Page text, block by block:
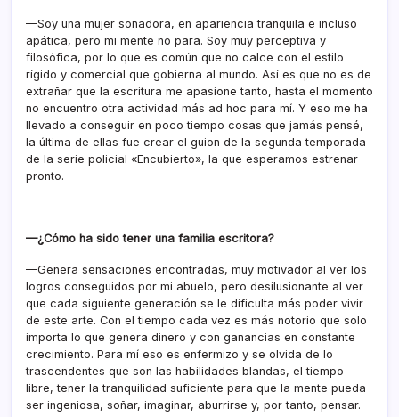
—Soy una mujer soñadora, en apariencia tranquila e incluso
apática, pero mi mente no para. Soy muy perceptiva y
filosófica, por lo que es común que no calce con el estilo
rígido y comercial que gobierna al mundo. Así es que no es de
extrañar que la escritura me apasione tanto, hasta el momento
no encuentro otra actividad más ad hoc para mí. Y eso me ha
llevado a conseguir en poco tiempo cosas que jamás pensé,
la última de ellas fue crear el guion de la segunda temporada
de la serie policial «Encubierto», la que esperamos estrenar
pronto.
—¿Cómo ha sido tener una familia escritora?
—Genera sensaciones encontradas, muy motivador al ver los
logros conseguidos por mi abuelo, pero desilusionante al ver
que cada siguiente generación se le dificulta más poder vivir
de este arte. Con el tiempo cada vez es más notorio que solo
importa lo que genera dinero y con ganancias en constante
crecimiento. Para mí eso es enfermizo y se olvida de lo
trascendentes que son las habilidades blandas, el tiempo
libre, tener la tranquilidad suficiente para que la mente pueda
ser ingeniosa, soñar, imaginar, aburrirse y, por tanto, pensar.